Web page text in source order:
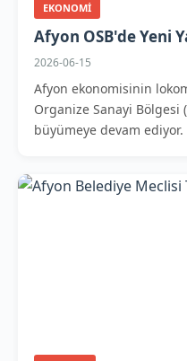
EKONOMI
Afyon OSB'de Yeni
2026-06-15
Afyon ekonomisinin
Organize Sanayi Bölgesi
büyümeye devam ediyor.